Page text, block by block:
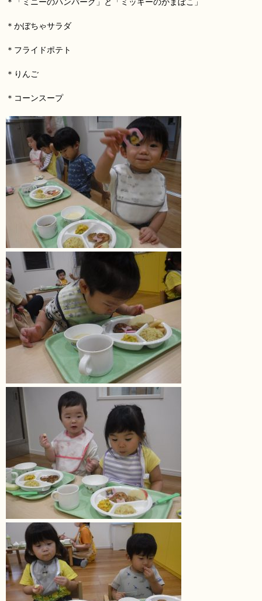
＊「ミニーのハンバーグ」と「ミッキーのかまぼこ」
＊かぼちゃサラダ
＊フライドポテト
＊りんご
＊コーンスープ